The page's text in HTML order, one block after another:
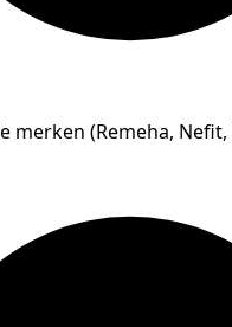
merken (Remeha,